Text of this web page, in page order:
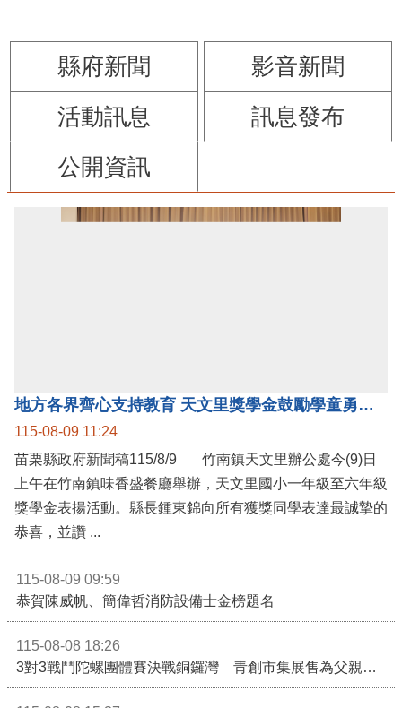
縣府新聞
影音新聞
活動訊息
訊息發布
公開資訊
地方各界齊心支持教育 天文里獎學金鼓勵學童勇敢追夢
115-08-09 11:24
苗栗縣政府新聞稿115/8/9 竹南鎮天文里辦公處今(9)日
上午在竹南鎮味香盛餐廳舉辦，天文里國小一年級至六年級
獎學金表揚活動。縣長鍾東錦向所有獲獎同學表達最誠摯的
恭喜，並讚 ...
115-08-09 09:59
恭賀陳威帆、簡偉哲消防設備士金榜題名
115-08-08 18:26
3對3戰鬥陀螺團體賽決戰銅鑼灣 青創市集展售為父親節增添繽紛